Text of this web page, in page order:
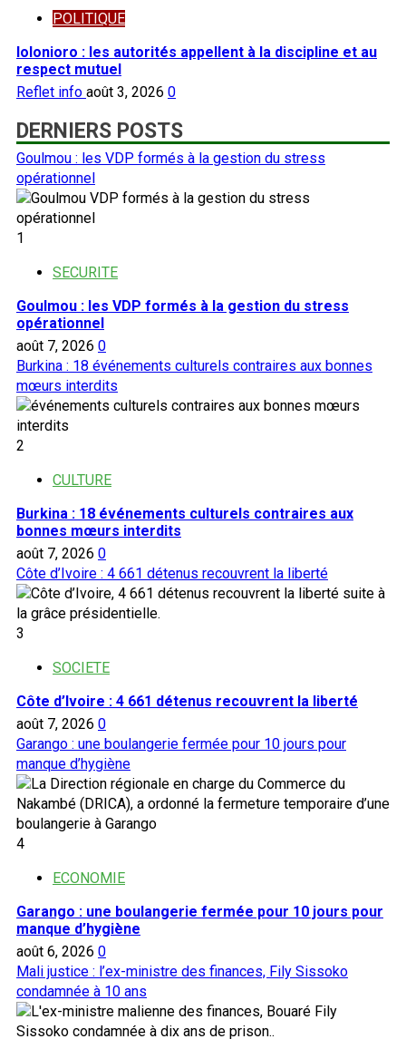
POLITIQUE
Iolonioro : les autorités appellent à la discipline et au
respect mutuel
Reflet info août 3, 2026 0
DERNIERS POSTS
Goulmou : les VDP formés à la gestion du stress
opérationnel
1
SECURITE
Goulmou : les VDP formés à la gestion du stress
opérationnel
août 7, 2026 0
Burkina : 18 événements culturels contraires aux bonnes
mœurs interdits
2
CULTURE
Burkina : 18 événements culturels contraires aux
bonnes mœurs interdits
août 7, 2026 0
Côte d’Ivoire : 4 661 détenus recouvrent la liberté
3
SOCIETE
Côte d’Ivoire : 4 661 détenus recouvrent la liberté
août 7, 2026 0
Garango : une boulangerie fermée pour 10 jours pour
manque d’hygiène
4
ECONOMIE
Garango : une boulangerie fermée pour 10 jours pour
manque d’hygiène
août 6, 2026 0
Mali justice : l’ex-ministre des finances, Fily Sissoko
condamnée à 10 ans